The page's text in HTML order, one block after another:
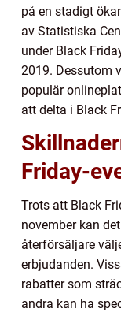
på en stadigt
av Statistiska
under Black
2019. Dessutom
populär
att delta i Black
Friday-
Trots att Black
november kan
återförsäljare
erbjudanden.
rabatter som
andra kan ha